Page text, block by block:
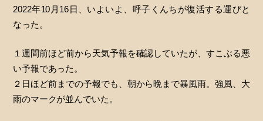
2022年10月16日、いよいよ、呼子くんちが復活する運びと
なった。
１週間前ほど前から天気予報を確認していたが、すこぶる悪
い予報であった。
２日ほど前までの予報でも、朝から晩まで暴風雨。強風、大
雨のマークが並んでいた。